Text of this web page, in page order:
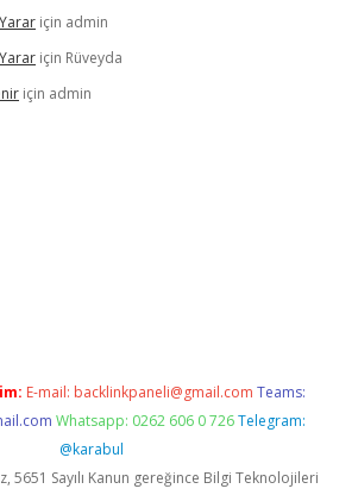
için admin
için Rüveyda
için admin
E-mail: backlinkpaneli@gmail.com Teams:
Whatsapp: 0262 606 0 726 Telegram:
@karabul
5651 Sayılı Kanun gereğince Bilgi Teknolojileri